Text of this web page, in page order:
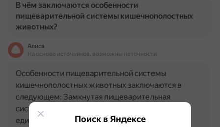
В чём заключаются особенности
пищеварительной системы кишечнополостных
животных?
Алиса
На основе источников, возможны неточности
Особенности пищеварительной системы
кишечнополостных животных заключаются в
следующем: Замкнутая пищеварительная
система. Представлена кишечной полостью с
единственным отверстием — ротовым. Через
Поиск в Яндексе